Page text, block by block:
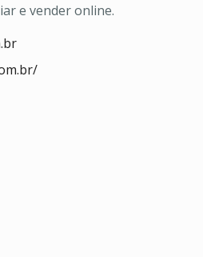
e vender online.